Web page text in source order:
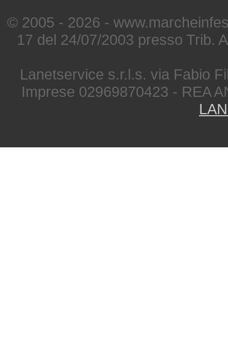
© 2005 - 2026 -
17 del 24/07/2003 presso Trib.
Lanetservice s.r.l.s. via Fabio
Imprese 02969870423 - REA